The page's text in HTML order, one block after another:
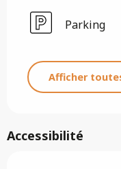
Parking
Afficher
Accessibilité